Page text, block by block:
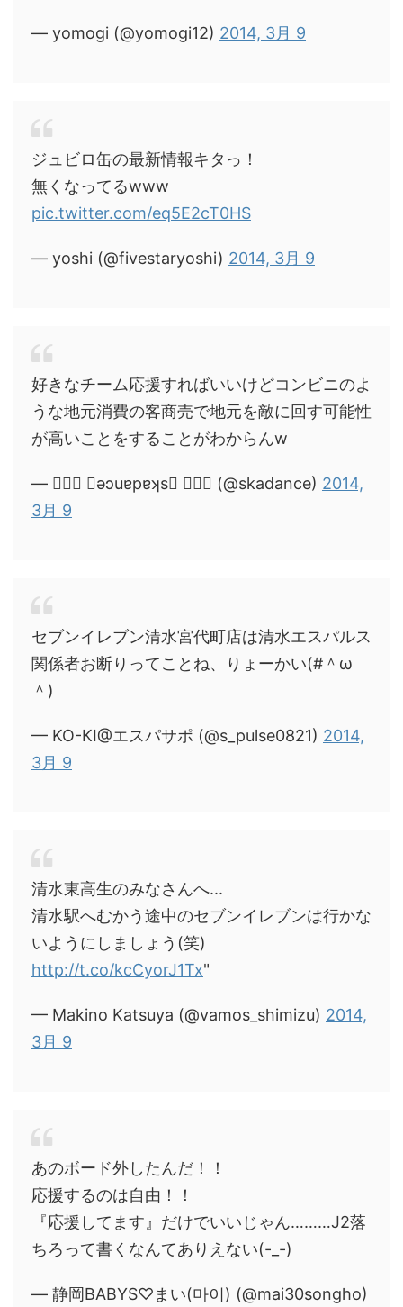
— yomogi (@yomogi12) 2014, 3月 9
ジュビロ缶の最新情報キタっ！
無くなってるwww
pic.twitter.com/eq5E2cT0HS
— yoshi (@fivestaryoshi) 2014, 3月 9
好きなチーム応援すればいいけどコンビニのよ
うな地元消費の客商売で地元を敵に回す可能性
が高いことをすることがわからんw
— ❀❀❀ ǝɔuɐpɐʞs ❀❀❀ (@skadance) 2014,
3月 9
セブンイレブン清水宮代町店は清水エスパルス
関係者お断りってことね、りょーかい(#＾ω
＾)
— KO-KI@エスパサポ (@s_pulse0821) 2014,
3月 9
清水東高生のみなさんへ...
清水駅へむかう途中のセブンイレブンは行かな
いようにしましょう(笑)
http://t.co/kcCyorJ1Tx"
— Makino Katsuya (@vamos_shimizu) 2014,
3月 9
あのボード外したんだ！！
応援するのは自由！！
『応援してます』だけでいいじゃん………J2落
ちろって書くなんてありえない(-_-)
— 静岡BABYS♡まい(마이) (@mai30songho)